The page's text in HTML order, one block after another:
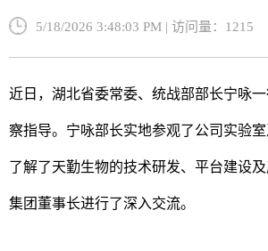
5/18/2026 3:48:03 PM | 访问量：1215
近日，湖北省委常委、统战部部长宁咏
察指导。宁咏部长实地参观了公司实验
了解了天勤生物的技术研发、平台建设
集团董事长进行了深入交流。